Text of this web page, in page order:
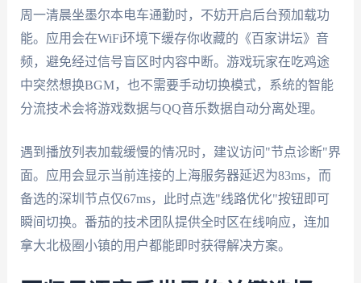
周一清晨坐墨尔本电车通勤时，不妨开启后台预加载功
能。应用会在WiFi环境下缓存你收藏的《百家讲坛》音
频，避免经过信号盲区时内容中断。游戏玩家在吃鸡途
中突然想换BGM，也不需要手动切换模式，系统的智能
分流技术会将游戏数据与QQ音乐数据自动分离处理。
遇到播放列表加载缓慢的情况时，建议访问"节点诊断"界
面。应用会显示当前连接的上海服务器延迟为83ms，而
备选的深圳节点仅67ms，此时点选"线路优化"按钮即可
瞬间切换。番茄的技术团队提供全时区在线响应，连加
拿大北极圈小镇的用户都能即时获得解决方案。